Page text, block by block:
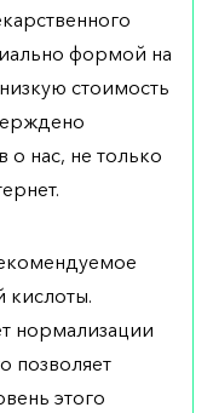
формой на
стоимость
нас, не только
кислоты.
нормализации
позволяет
этого